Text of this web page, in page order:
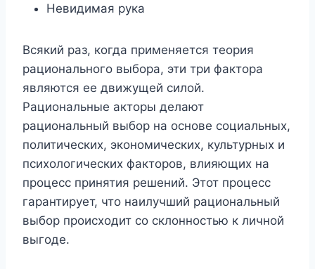
Невидимая рука
Всякий раз, когда применяется теория
рационального выбора, эти три фактора
являются ее движущей силой.
Рациональные акторы делают
рациональный выбор на основе социальных,
политических, экономических, культурных и
психологических факторов, влияющих на
процесс принятия решений. Этот процесс
гарантирует, что наилучший рациональный
выбор происходит со склонностью к личной
выгоде.